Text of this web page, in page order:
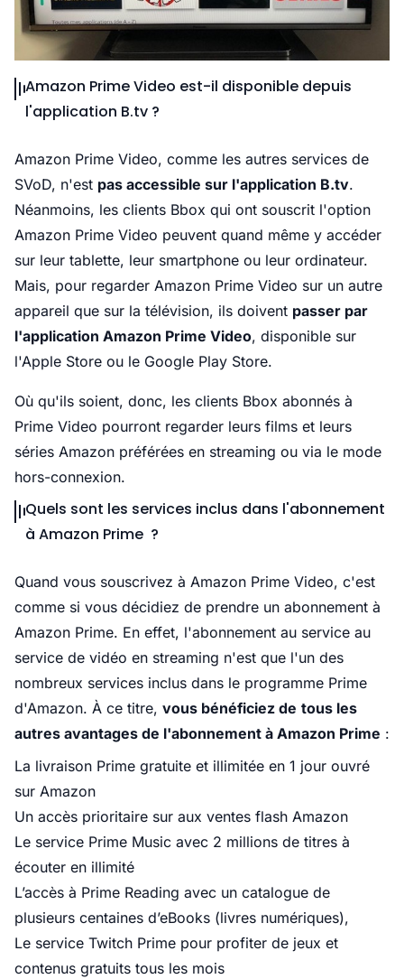
Amazon Prime Video est-il disponible depuis
l'application B.tv ?
Amazon Prime Video, comme les autres services de
SVoD, n'est pas accessible sur l'application B.tv.
Néanmoins, les clients Bbox qui ont souscrit l'option
Amazon Prime Video peuvent quand même y accéder
sur leur tablette, leur smartphone ou leur ordinateur.
Mais, pour regarder Amazon Prime Video sur un autre
appareil que sur la télévision, ils doivent passer par
l'application Amazon Prime Video, disponible sur
l'Apple Store ou le Google Play Store.
Où qu'ils soient, donc, les clients Bbox abonnés à
Prime Video pourront regarder leurs films et leurs
séries Amazon préférées en streaming ou via le mode
hors-connexion.
Quels sont les services inclus dans l'abonnement
à Amazon Prime ?
Quand vous souscrivez à Amazon Prime Video, c'est
comme si vous décidiez de prendre un abonnement à
Amazon Prime. En effet, l'abonnement au service au
service de vidéo en streaming n'est que l'un des
nombreux services inclus dans le programme Prime
d'Amazon. À ce titre, vous bénéficiez de tous les
autres avantages de l'abonnement à Amazon Prime :
La livraison Prime gratuite et illimitée en 1 jour ouvré
sur Amazon
Un accès prioritaire sur aux ventes flash Amazon
Le service Prime Music avec 2 millions de titres à
écouter en illimité
L’accès à Prime Reading avec un catalogue de
plusieurs centaines d’eBooks (livres numériques),
Le service Twitch Prime pour profiter de jeux et
contenus gratuits tous les mois